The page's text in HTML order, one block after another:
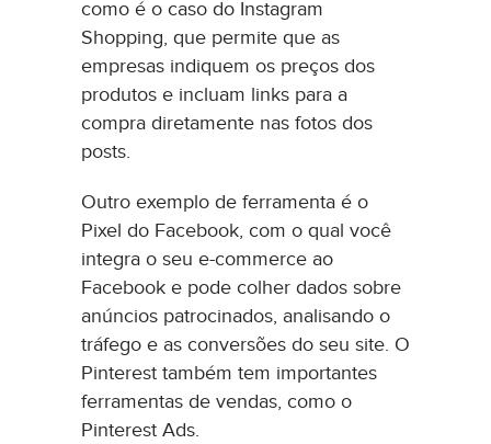
como é o caso do Instagram
Shopping, que permite que as
empresas indiquem os preços dos
produtos e incluam links para a
compra diretamente nas fotos dos
posts.
Outro exemplo de ferramenta é o
Pixel do Facebook, com o qual você
integra o seu e-commerce ao
Facebook e pode colher dados sobre
anúncios patrocinados, analisando o
tráfego e as conversões do seu site. O
Pinterest também tem importantes
ferramentas de vendas, como o
Pinterest Ads.